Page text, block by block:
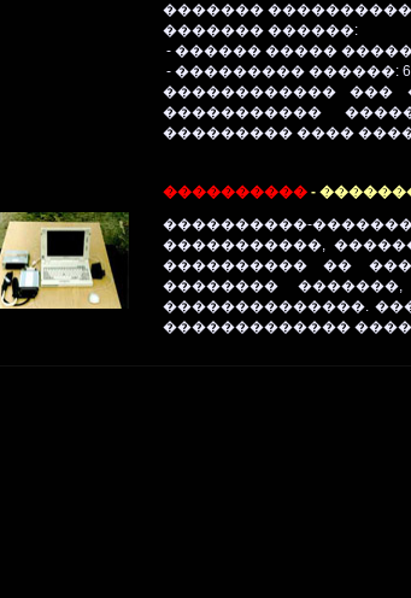
�������
������� ������:
- ������ ����� �����:
- ��������� ������:
������������ ���
�����������
��������� ����
����������-
����������-
�����������,
���������� ��
��������
��������������.
�������������